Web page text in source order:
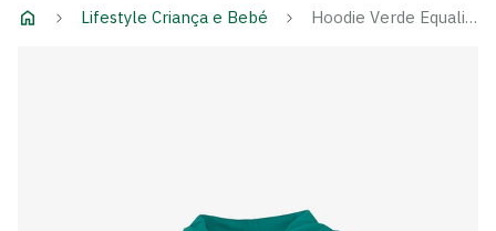
Lifestyle Criança e Bebé Hoodie Verde Equality - Criança